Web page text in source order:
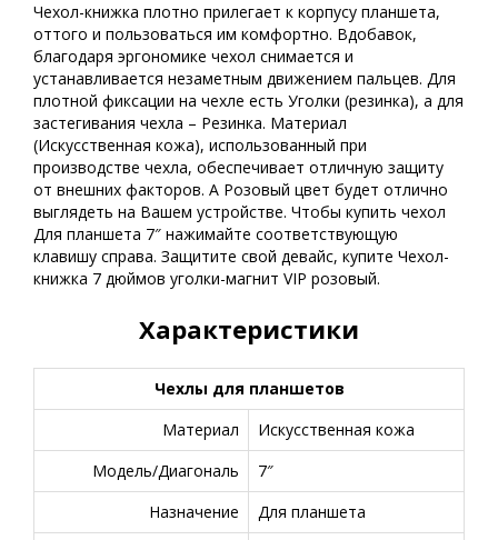
Чехол-книжка плотно прилегает к корпусу планшета,
оттого и пользоваться им комфортно. Вдобавок,
благодаря эргономике чехол снимается и
устанавливается незаметным движением пальцев. Для
плотной фиксации на чехле есть Уголки (резинка), а для
застегивания чехла – Резинка. Материал
(Искусственная кожа), использованный при
производстве чехла, обеспечивает отличную защиту
от внешних факторов. А Розовый цвет будет отлично
выглядеть на Вашем устройстве. Чтобы купить чехол
Для планшета 7″ нажимайте соответствующую
клавишу справа. Защитите свой девайс, купите Чехол-
книжка 7 дюймов уголки-магнит VIP розовый.
Характеристики
Чехлы для планшетов
Материал
Искусственная кожа
Модель/Диагональ
7″
Назначение
Для планшета